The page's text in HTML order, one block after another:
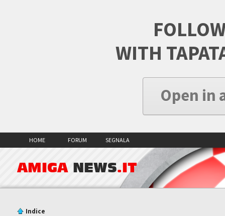
WITH
Open in
HOME FORUM SEGNALA
AMIGA NEWS.IT
Indice